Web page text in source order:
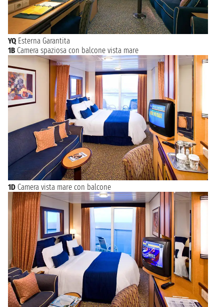
YQ Esterna Garantita
1B Camera spaziosa con balcone vista mare
1D Camera vista mare con balcone